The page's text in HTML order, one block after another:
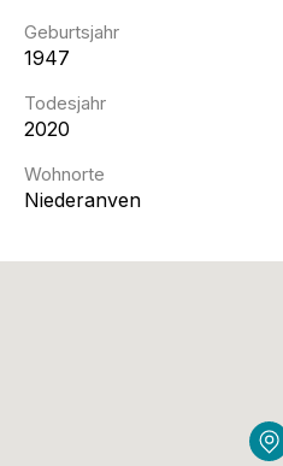
Geburtsjahr
1947
Todesjahr
2020
Wohnorte
Niederanven